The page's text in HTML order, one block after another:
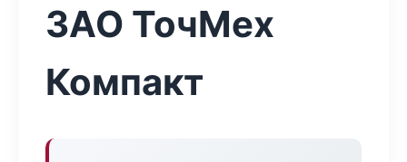
ЗАО ТочМех
Компакт